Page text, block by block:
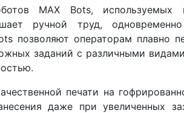
MAX Bots, используемых
ручной труд,
позволяют операторам плавно
заданий с различными
печати на
даже при увеличенных